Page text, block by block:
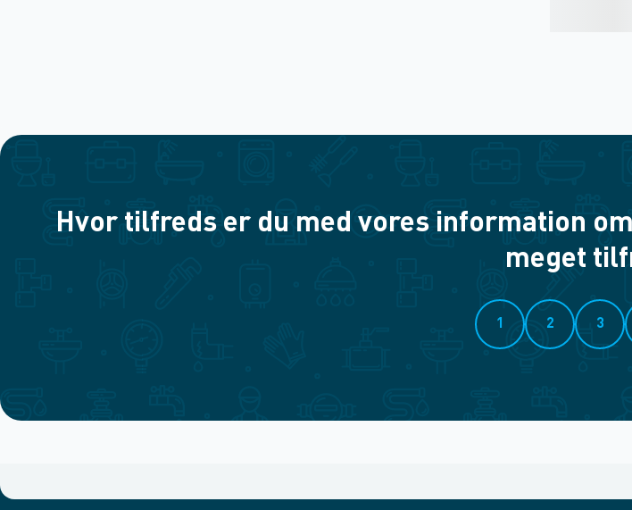
Hvor tilfreds er du med vores information
meget
1 2 3